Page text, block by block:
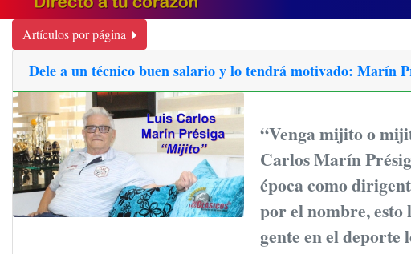
Artículos por página
Dele a un técnico buen salario y lo tendrá motivado: Marín
“Venga mijito o
Carlos Marín
época como
por el nombre, esto
gente en el deporte